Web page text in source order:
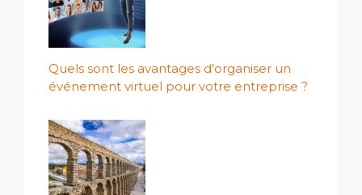
Quels sont les avantages d’organiser un
événement virtuel pour votre entreprise ?